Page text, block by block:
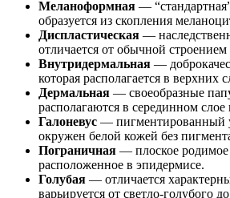
Меланоформная —
образуется из скопления
Диспластическая —
отличается от обычной строением
Внутридермальная —
которая располагается в верхних
Дермальная — своеобразные
располагаются в серединном
Галоневус — пигментированный
окружен белой кожей без
Пограничная — плоское родимое
расположенное в эпидермисе.
Голубая — отличается
варьируется от светло-голубого